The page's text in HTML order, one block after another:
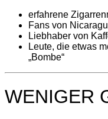
erfahrene
Fans von
Liebhaber von
Leute, die etwas
„Bombe“
WENIGER